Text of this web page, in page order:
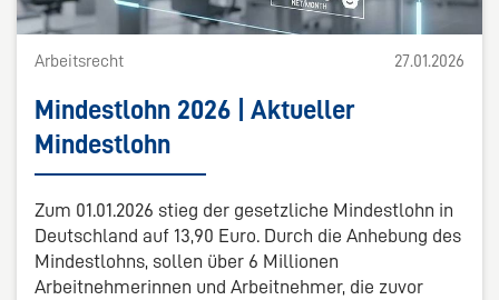
Arbeitsrecht 27.01.2026
Mindestlohn 2026 | Aktueller
Mindestlohn
Zum 01.01.2026 stieg der gesetzliche Mindestlohn in
Deutschland auf 13,90 Euro. Durch die Anhebung des
Mindestlohns, sollen über 6 Millionen
Arbeitnehmerinnen und Arbeitnehmer, die zuvor